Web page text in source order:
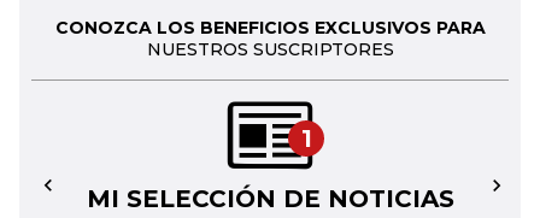
CONOZCA LOS BENEFICIOS EXCLUSIVOS PARA
NUESTROS SUSCRIPTORES
1
MI SELECCIÓN DE NOTICIAS
← →